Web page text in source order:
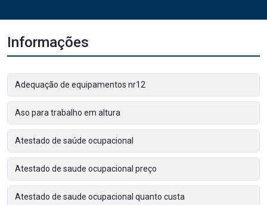
Informações
Adequação de equipamentos nr12
Aso para trabalho em altura
Atestado de saúde ocupacional
Atestado de saude ocupacional preço
Atestado de saude ocupacional quanto custa